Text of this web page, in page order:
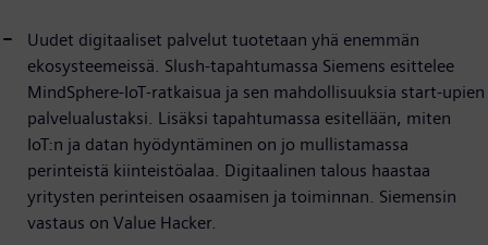
Uudet digitaaliset palvelut tuotetaan yhä enemmän
ekosysteemeissä. Slush-tapahtumassa Siemens esittelee
MindSphere-IoT-ratkaisua ja sen mahdollisuuksia start-upien
palvelualustaksi. Lisäksi tapahtumassa esitellään, miten
IoT:n ja datan hyödyntäminen on jo mullistamassa
perinteistä kiinteistöalaa. Digitaalinen talous haastaa
yritysten perinteisen osaamisen ja toiminnan. Siemensin
vastaus on Value Hacker.